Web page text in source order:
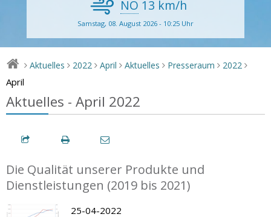
NO 13 km/h
Samstag, 08. August 2026 - 10:25 Uhr
> Aktuelles > 2022 > April > Aktuelles > Presseraum > 2022 >
April
Aktuelles - April 2022
Die Qualität unserer Produkte und
Dienstleistungen (2019 bis 2021)
25-04-2022